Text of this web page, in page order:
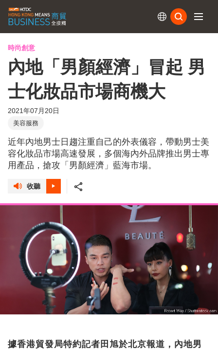
時尚創意
內地「男顏經濟」冒起 男
士化妝品市場商機大
2021年07月20日
美容服務
近年內地男士日趨注重自己的外表儀容，帶動男士美
容化妝品市場高速發展，多個海內外品牌推出男士專
用產品，搶攻「男顏經濟」藍海市場。
收聽
據香港貿發局特約記者田旭於北京報道，內地男